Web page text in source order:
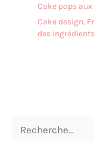
Cake pops
Cake design,
des